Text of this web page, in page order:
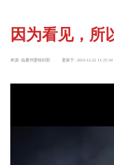
因为看见，所
来源: 临夏州委组织部 更新于: 2023-12-22 11:25:34